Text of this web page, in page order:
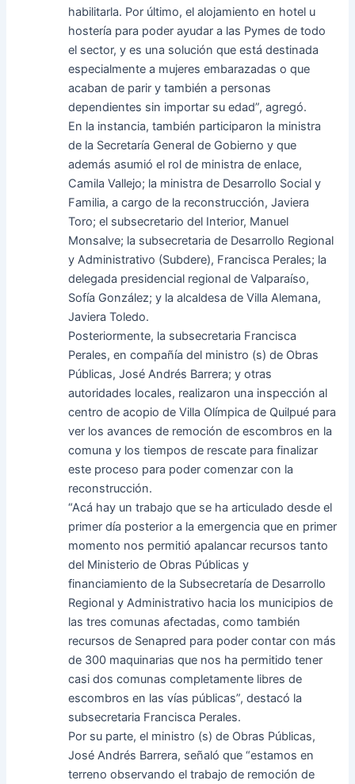
habilitarla. Por último, el alojamiento en hotel u
hostería para poder ayudar a las Pymes de todo
el sector, y es una solución que está destinada
especialmente a mujeres embarazadas o que
acaban de parir y también a personas
dependientes sin importar su edad”, agregó.
En la instancia, también participaron la ministra
de la Secretaría General de Gobierno y que
además asumió el rol de ministra de enlace,
Camila Vallejo; la ministra de Desarrollo Social y
Familia, a cargo de la reconstrucción, Javiera
Toro; el subsecretario del Interior, Manuel
Monsalve; la subsecretaria de Desarrollo Regional
y Administrativo (Subdere), Francisca Perales; la
delegada presidencial regional de Valparaíso,
Sofía González; y la alcaldesa de Villa Alemana,
Javiera Toledo.
Posteriormente, la subsecretaria Francisca
Perales, en compañía del ministro (s) de Obras
Públicas, José Andrés Barrera; y otras
autoridades locales, realizaron una inspección al
centro de acopio de Villa Olímpica de Quilpué para
ver los avances de remoción de escombros en la
comuna y los tiempos de rescate para finalizar
este proceso para poder comenzar con la
reconstrucción.
“Acá hay un trabajo que se ha articulado desde el
primer día posterior a la emergencia que en primer
momento nos permitió apalancar recursos tanto
del Ministerio de Obras Públicas y
financiamiento de la Subsecretaría de Desarrollo
Regional y Administrativo hacia los municipios de
las tres comunas afectadas, como también
recursos de Senapred para poder contar con más
de 300 maquinarias que nos ha permitido tener
casi dos comunas completamente libres de
escombros en las vías públicas”, destacó la
subsecretaria Francisca Perales.
Por su parte, el ministro (s) de Obras Públicas,
José Andrés Barrera, señaló que “estamos en
terreno observando el trabajo de remoción de